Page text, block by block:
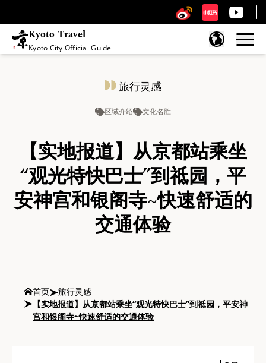
Kyoto Travel
Kyoto City Official Guide
旅行灵感
区域介绍 文化名胜
【实地报道】从京都站乘坐
“观光特快巴士”到祗园，平
安神宫和银阁寺~快速舒适的
交通体验
首页
旅行灵感
【实地报道】从京都站乘坐“观光特快巴士”到祗园，平安神
宫和银阁寺~快速舒适的交通体验